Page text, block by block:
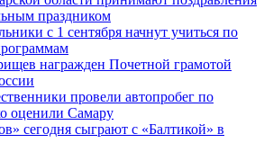
праздником
с 1 сентября начнут учиться по
награжден Почетной грамотой
провели автопробег по
оценили Самару
сегодня сыграют с «Балтикой» в